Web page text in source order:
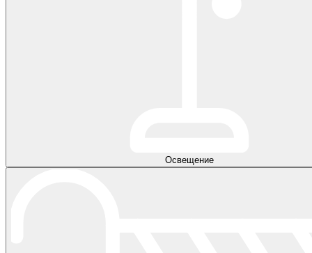
Освещение